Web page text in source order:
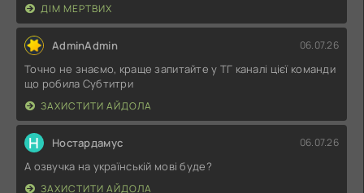
ДІМ МЕРТВИХ
AdminAdmin 06.07.26
Точно не знаємо, краще запитайте у ТГ каналі цієї команди
що робила Субтитри
ЗАХИСТИТИ АЙДОЛА
Н Ностардамус 06.07.26
А озвучка на українській мові буде?
ЗАХИСТИТИ АЙДОЛА